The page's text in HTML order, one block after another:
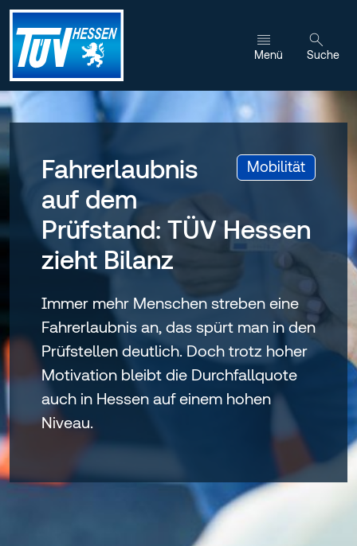
Zum Inhalt wechseln
Menü Suche
Mobilität:
Fahrerlaubnis
auf dem
Prüfstand: TÜV Hessen
zieht Bilanz
Immer mehr Menschen streben eine
Fahrerlaubnis an, das spürt man in den
Prüfstellen deutlich. Doch trotz hoher
Motivation bleibt die Durchfallquote
auch in Hessen auf einem hohen
Niveau.